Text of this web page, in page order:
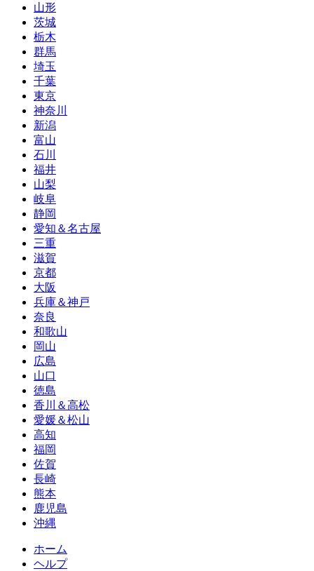
山形
茨城
栃木
群馬
埼玉
千葉
東京
神奈川
新潟
富山
石川
福井
山梨
岐阜
静岡
愛知＆名古屋
三重
滋賀
京都
大阪
兵庫＆神戸
奈良
和歌山
岡山
広島
山口
徳島
香川＆高松
愛媛＆松山
高知
福岡
佐賀
長崎
熊本
鹿児島
沖縄
ホーム
ヘルプ